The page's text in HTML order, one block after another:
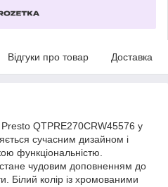
Відгуки про товар Доставка
QTPRE270CRW45576 у
сучасним дизайном і
функціональністю.
чудовим доповненням до
Білий колір із хромованими